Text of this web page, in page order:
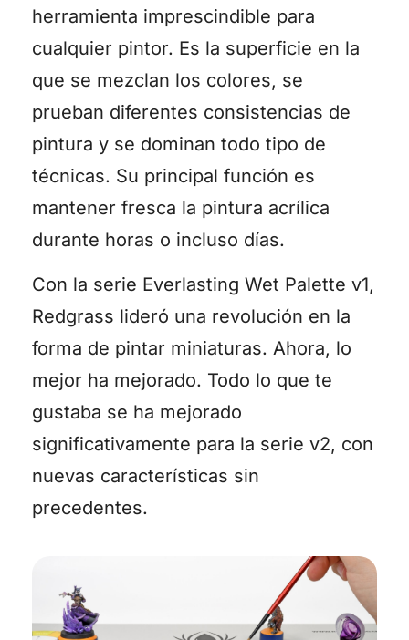
herramienta imprescindible para
cualquier pintor. Es la superficie en la
que se mezclan los colores, se
prueban diferentes consistencias de
pintura y se dominan todo tipo de
técnicas. Su principal función es
mantener fresca la pintura acrílica
durante horas o incluso días.
Con la serie Everlasting Wet Palette v1,
Redgrass lideró una revolución en la
forma de pintar miniaturas. Ahora, lo
mejor ha mejorado. Todo lo que te
gustaba se ha mejorado
significativamente para la serie v2, con
nuevas características sin
precedentes.